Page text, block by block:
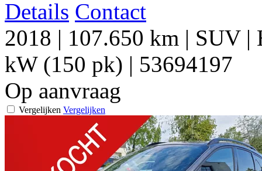
Details Contact
2018 | 107.650 km | SUV|
kW (150 pk) | 53694197
Op aanvraag
Vergelijken Vergelijken